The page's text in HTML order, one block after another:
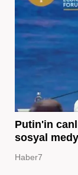
Putin'in
sosyal
Haber7